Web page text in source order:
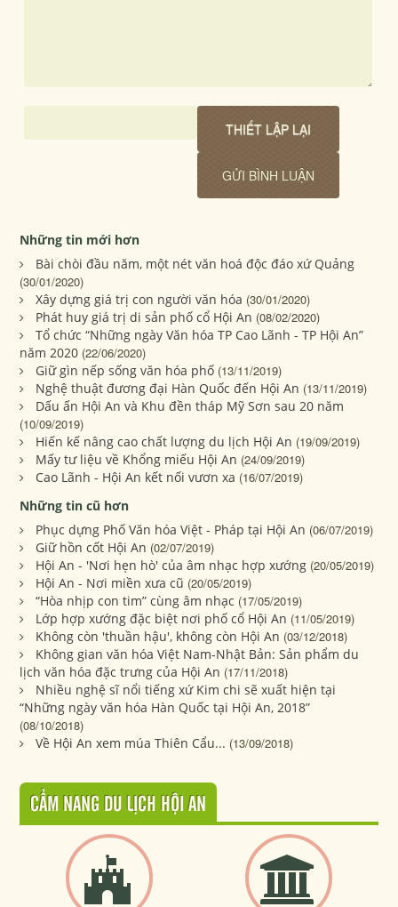
Những tin mới hơn
Bài chòi đầu năm, một nét văn hoá độc đáo xứ Quảng
(30/01/2020)
Xây dựng giá trị con người văn hóa (30/01/2020)
Phát huy giá trị di sản phố cổ Hội An (08/02/2020)
Tổ chức “Những ngày Văn hóa TP Cao Lãnh - TP Hội An”
năm 2020 (22/06/2020)
Giữ gìn nếp sống văn hóa phố (13/11/2019)
Nghệ thuật đương đại Hàn Quốc đến Hội An (13/11/2019)
Dấu ấn Hội An và Khu đền tháp Mỹ Sơn sau 20 năm
(10/09/2019)
Hiến kế nâng cao chất lượng du lịch Hội An (19/09/2019)
Mấy tư liệu về Khổng miếu Hội An (24/09/2019)
Cao Lãnh - Hội An kết nối vươn xa (16/07/2019)
Những tin cũ hơn
Phục dựng Phố Văn hóa Việt - Pháp tại Hội An (06/07/2019)
Giữ hồn cốt Hội An (02/07/2019)
Hội An - 'Nơi hẹn hò' của âm nhạc hợp xướng (20/05/2019)
Hội An - Nơi miền xưa cũ (20/05/2019)
“Hòa nhịp con tim” cùng âm nhạc (17/05/2019)
Lớp hợp xướng đặc biệt nơi phố cổ Hội An (11/05/2019)
Không còn 'thuần hậu', không còn Hội An (03/12/2018)
Không gian văn hóa Việt Nam-Nhật Bản: Sản phẩm du
lịch văn hóa đặc trưng của Hội An (17/11/2018)
Nhiều nghệ sĩ nổi tiếng xứ Kim chi sẽ xuất hiện tại
“Những ngày văn hóa Hàn Quốc tại Hội An, 2018”
(08/10/2018)
Về Hội An xem múa Thiên Cẩu... (13/09/2018)
CẨM NANG DU LỊCH HỘI AN